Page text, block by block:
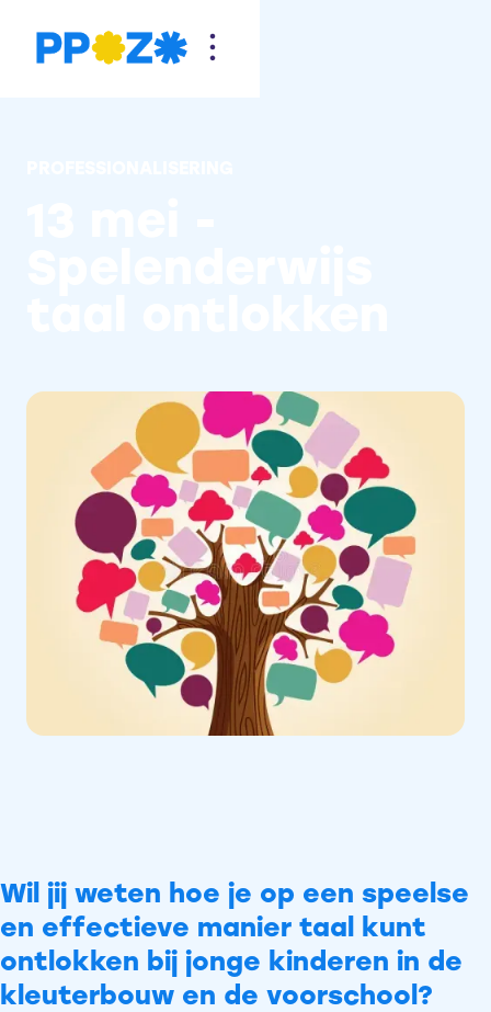
Wil jij weten hoe je op een speelse
en effectieve manier taal kunt
ontlokken bij jonge kinderen in de
kleuterbouw en de voorschool?